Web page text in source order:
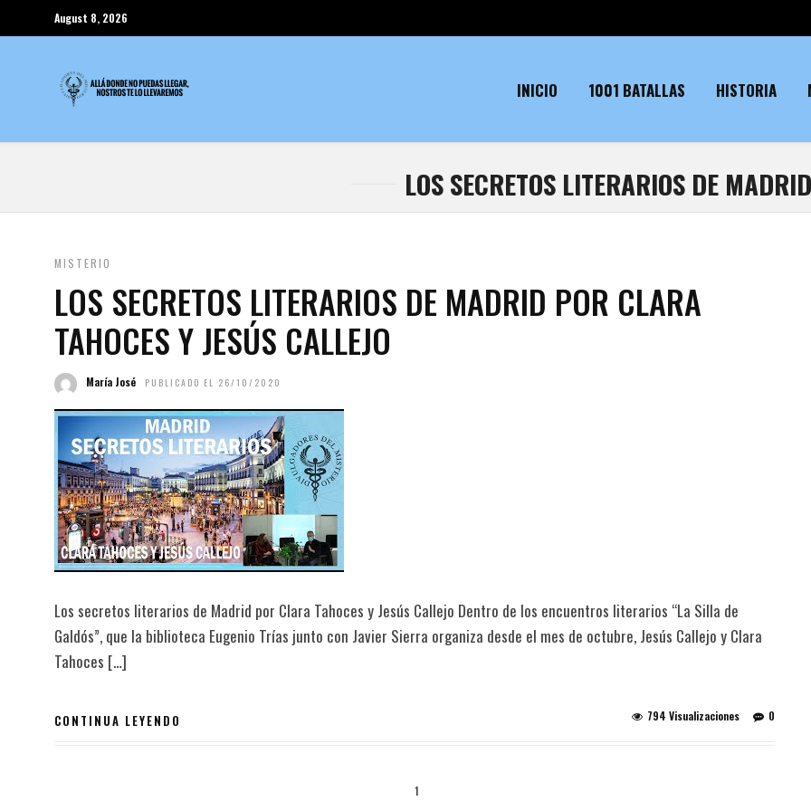
August 8, 2026
INICIO 1001 BATALLAS HISTORIA
LOS SECRETOS LITERARIOS DE MADRID
MISTERIO
LOS SECRETOS LITERARIOS DE MADRID POR CLARA
TAHOCES Y JESÚS CALLEJO
María José PUBLICADO EL 26/10/2020
Los secretos literarios de Madrid por Clara Tahoces y Jesús Callejo Dentro de los encuentros literarios “La Silla de
Galdós”, que la biblioteca Eugenio Trías junto con Javier Sierra organiza desde el mes de octubre, Jesús Callejo y Clara
Tahoces […]
CONTINUA LEYENDO 0
794 Visualizaciones
1